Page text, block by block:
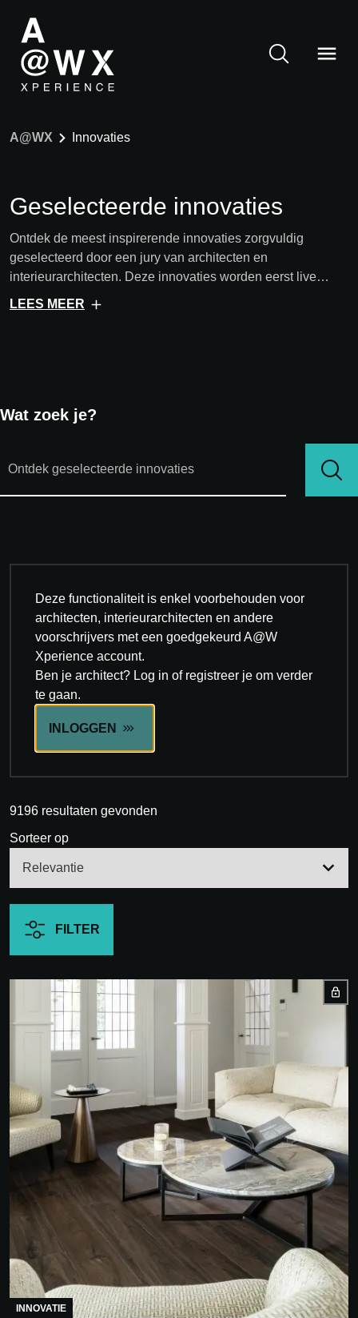
A@WX Innovaties
Geselecteerde innovaties
Ontdek de meest inspirerende innovaties zorgvuldig
geselecteerd door een jury van architecten en
interieurarchitecten. Deze innovaties worden eerst live
getoond op onze events en zijn daarna ook online
LEES MEER
Wat zoek je?
Sorteer op
9196 resultaten gevonden
Deze functionaliteit is enkel voorbehouden voor
architecten, interieurarchitecten en andere
voorschrijvers met een goedgekeurd A@W
Xperience account.
Ben je architect? Log in of registreer je om verder
te gaan.
INLOGGEN
FILTER
INNOVATIE